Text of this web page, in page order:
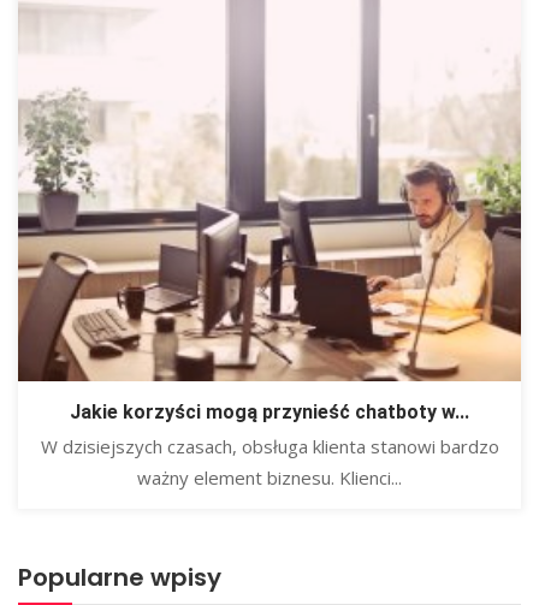
Jakie korzyści mogą przynieść chatboty w...
​W dzisiejszych czasach, obsługa klienta stanowi bardzo
ważny element biznesu. Klienci...
Popularne wpisy